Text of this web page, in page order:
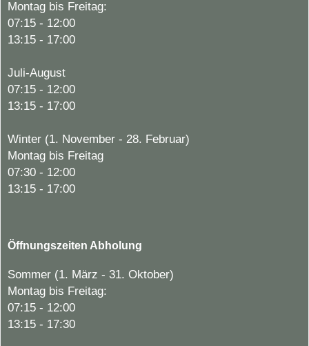
Montag bis Freitag:
07:15 - 12:00
13:15 - 17:00
Juli-August
07:15 - 12:00
13:15 - 17:00
Winter (1. November - 28. Februar)
Montag bis Freitag
07:30 - 12:00
13:15 - 17:00
Öffnungszeiten Abholung
Sommer (1. März - 31. Oktober)
Montag bis Freitag:
07:15 - 12:00
13:15 - 17:30